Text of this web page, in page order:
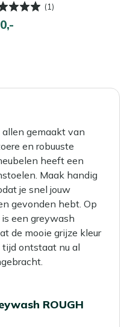
(1)
gemaakt van
en robuuste
heeft een
Maak handig
je snel jouw
gevonden hebt. Op
een greywash
de mooie grijze kleur
ontstaat nu al
ROUGH